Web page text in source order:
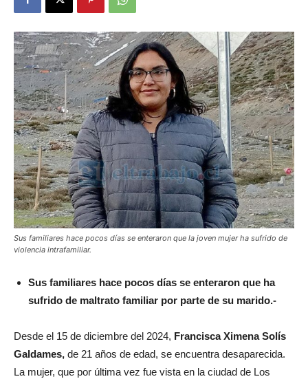
Sus familiares hace pocos días se enteraron que la joven mujer ha sufrido de
violencia intrafamiliar.
Sus familiares hace pocos días se enteraron que ha
sufrido de maltrato familiar por parte de su marido.-
Desde el 15 de diciembre del 2024, Francisca Ximena Solís
Galdames, de 21 años de edad, se encuentra desaparecida.
La mujer, que por última vez fue vista en la ciudad de Los